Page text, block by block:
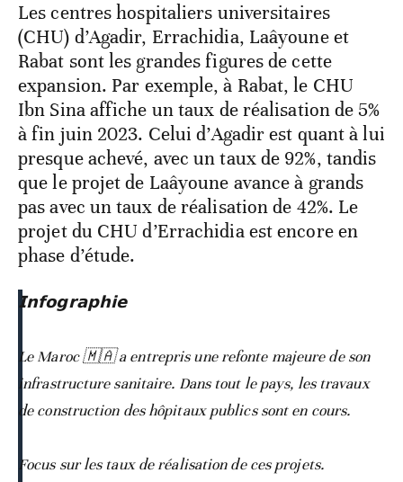
Les centres hospitaliers universitaires
(CHU) d’Agadir, Errachidia, Laâyoune et
Rabat sont les grandes figures de cette
expansion. Par exemple, à Rabat, le CHU
Ibn Sina affiche un taux de réalisation de 5%
à fin juin 2023. Celui d’Agadir est quant à lui
presque achevé, avec un taux de 92%, tandis
que le projet de Laâyoune avance à grands
pas avec un taux de réalisation de 42%. Le
projet du CHU d’Errachidia est encore en
phase d’étude.
𝗜𝗻𝗳𝗼𝗴𝗿𝗮𝗽𝗵𝗶𝗲
Le Maroc 🇲🇦 a entrepris une refonte majeure de son
infrastructure sanitaire. Dans tout le pays, les travaux
de construction des hôpitaux publics sont en cours.
Focus sur les taux de réalisation de ces projets.